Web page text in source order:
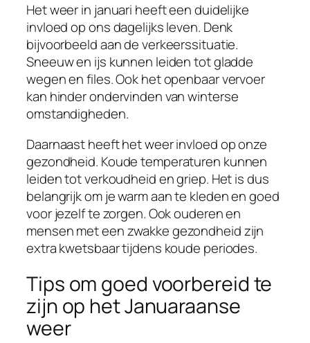
Het weer in januari heeft een duidelijke
invloed op ons dagelijks leven. Denk
bijvoorbeeld aan de verkeerssituatie.
Sneeuw en ijs kunnen leiden tot gladde
wegen en files. Ook het openbaar vervoer
kan hinder ondervinden van winterse
omstandigheden.
Daarnaast heeft het weer invloed op onze
gezondheid. Koude temperaturen kunnen
leiden tot verkoudheid en griep. Het is dus
belangrijk om je warm aan te kleden en goed
voor jezelf te zorgen. Ook ouderen en
mensen met een zwakke gezondheid zijn
extra kwetsbaar tijdens koude periodes.
Tips om goed voorbereid te
zijn op het Januaraanse
weer